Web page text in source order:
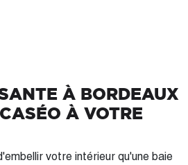
À BORDEAUX
À VOTRE
votre intérieur qu'une baie